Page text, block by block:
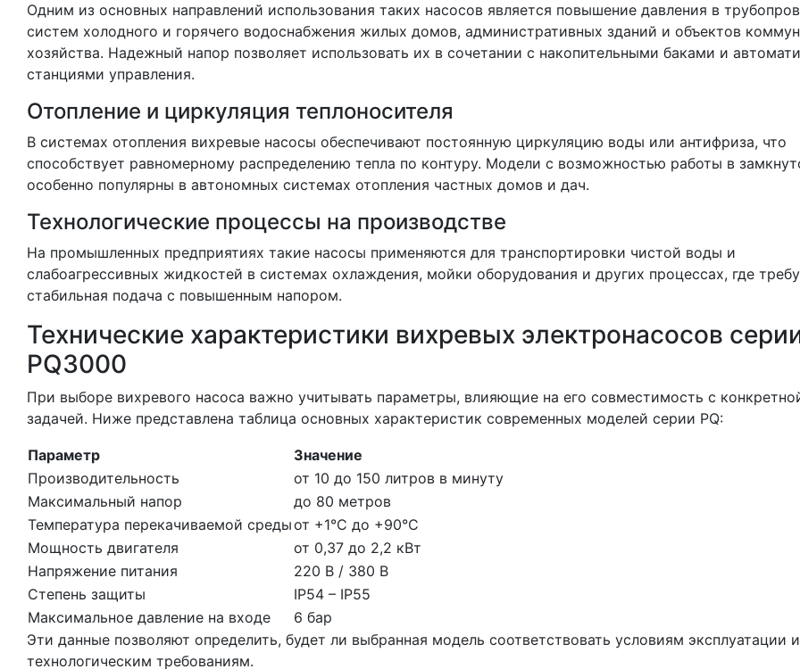
Одним из основных направлений использования таких насосов является повышение давления в
систем холодного и горячего водоснабжения жилых домов, административных зданий и объектов
хозяйства. Надежный напор позволяет использовать их в сочетании с накопительными баками и
станциями управления.
Отопление и циркуляция теплоносителя
В системах отопления вихревые насосы обеспечивают постоянную циркуляцию воды или антифриза, что
способствует равномерному распределению тепла по контуру. Модели с возможностью работы в
особенно популярны в автономных системах отопления частных домов и дач.
Технологические процессы на производстве
На промышленных предприятиях такие насосы применяются для транспортировки чистой воды и
слабоагрессивных жидкостей в системах охлаждения, мойки оборудования и других процессах, где
стабильная подача с повышенным напором.
Технические характеристики вихревых электронасосов
PQ3000
При выборе вихревого насоса важно учитывать параметры, влияющие на его совместимость с
задачей. Ниже представлена таблица основных характеристик современных моделей серии PQ:
Параметр
Значение
Производительность
от 10 до 150 литров в минуту
Максимальный напор
до 80 метров
Температура перекачиваемой средыот +1°C до +90°C
Мощность двигателя
от 0,37 до 2,2 кВт
Напряжение питания
220 В / 380 В
Степень защиты
IP54 – IP55
Максимальное давление на входе
6 бар
Эти данные позволяют определить, будет ли выбранная модель соответствовать условиям эксплуатации и
технологическим требованиям.